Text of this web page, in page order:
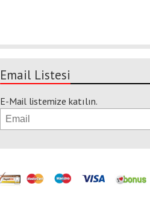
Email Listesi
E-Mail listemize katılın.